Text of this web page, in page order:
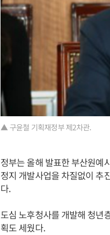
▲ 구윤철 기획재정부 제2차관.
정부는 올해 발표한 부산원예
정지 개발사업을 차질없이 추
다.
도심 노후청사를 개발해 청년
획도 세웠다.